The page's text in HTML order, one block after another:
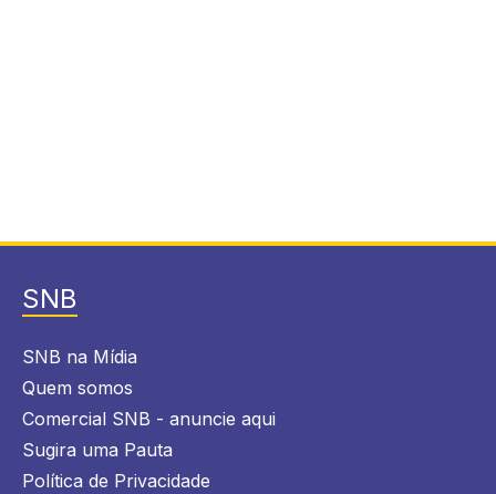
SNB
SNB na Mídia
Quem somos
Comercial SNB - anuncie aqui
Sugira uma Pauta
Política de Privacidade